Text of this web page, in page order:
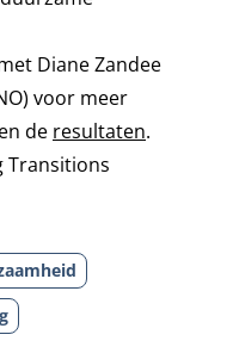
Diane Zandee
voor meer
de resultaten.
Transitions